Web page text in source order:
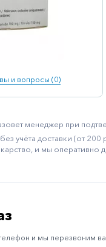
и вопросы (0)
менеджер при
учёта доставки (от
и мы оперативно
и мы перезвоним